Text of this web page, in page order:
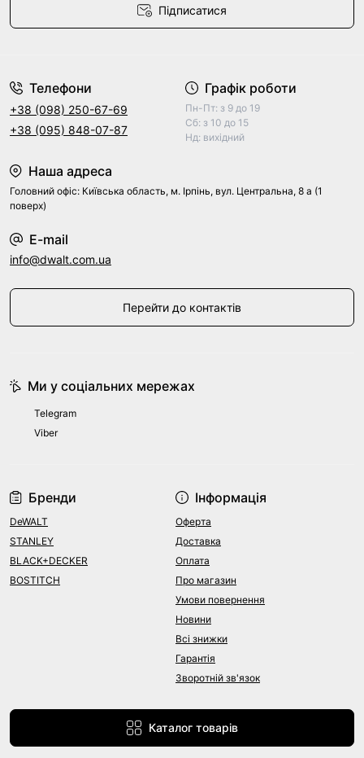
Підписатися
Телефони
+38 (098) 250-67-69
+38 (095) 848-07-87
Графік роботи
Пн-Пт: з 9 до 19
Сб: з 10 до 15
Нд: вихідний
Наша адреса
Головний офіс: Київська область, м. Ірпінь, вул. Центральна, 8 а (1
поверх)
E-mail
info@dwalt.com.ua
Перейти до контактів
Бренди
DeWALT
STANLEY
BLACK+DECKER
BOSTITCH
Інформація
Оферта
Доставка
Оплата
Про магазин
Умови повернення
Новини
Всі знижки
Гарантія
Зворотній зв'язок
Каталог товарів
Ми у соціальних мережах
Telegram
Viber